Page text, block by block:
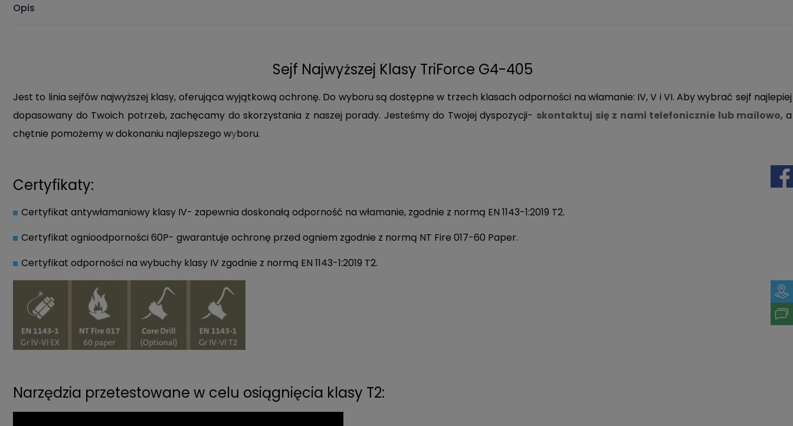
Opis
Sejf Najwyższej Klasy TriForce G4-405
Jest to linia sejfów najwyższej klasy, oferująca wyjątkową ochronę. Do wyboru są dostępne w trzech klasach odporności na włamanie: IV,V i VI. Aby wybrać sejf najlepiej
dopasowany do Twoich potrzeb, zachęcamy do skorzystania z naszej porady. Jesteśmy do Twojejdyspozycji- skontaktuj się z nami telefonicznie lub mailowo, a
chętnie pomożemy w dokonaniu najlepszego wyboru.
Certyfikaty:
Certyfikat antywłamaniowy klasy IV- zapewnia doskonałą odporność na włamanie, zgodnie z normą EN 1143-1:2019 T2.
Certyfikat ognioodporności 60P- gwarantuje ochronę przed ogniem zgodnie z normą NT Fire 017-60 Paper.
Certyfikat odporności na wybuchy klasy IV zgodnie z normą EN 1143-1:2019 T2.
Narzędzia przetestowane w celu osiągnięcia klasy T2: